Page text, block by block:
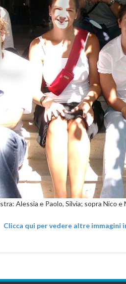
Alessia e Paolo, Silvia; sopra Nico e
Clicca qui per vedere altre immagini